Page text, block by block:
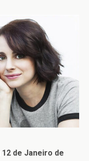
12 de Janeiro de